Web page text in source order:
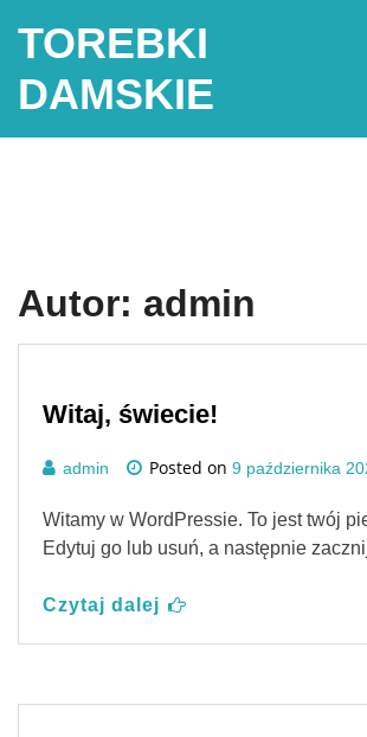
TOREBKI
DAMSKIE
Autor: admin
Witaj, świecie!
admin Posted on 9 października
Witamy w WordPressie. To jest twój
Edytuj go lub usuń, a następnie
Czytaj dalej